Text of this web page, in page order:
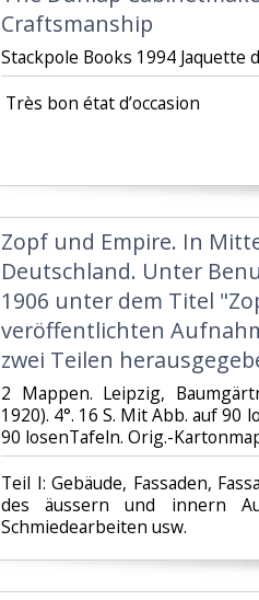
Craftsmanship‎
‎Stackpole Books 1994 Jaquette
‎ Très bon état d’occasion ‎
‎Zopf und Empire. In
Deutschland. Unter
1906 unter dem Titel
veröffentlichten
zwei Teilen
‎2 Mappen. Leipzig,
1920). 4°. 16 S. Mit Abb. auf 90
90 losenTafeln. Orig.-
‎Teil I: Gebäude, Fassaden,
des äussern und innern
Schmiedearbeiten usw.‎